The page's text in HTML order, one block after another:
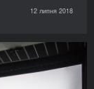
12 липня 2018